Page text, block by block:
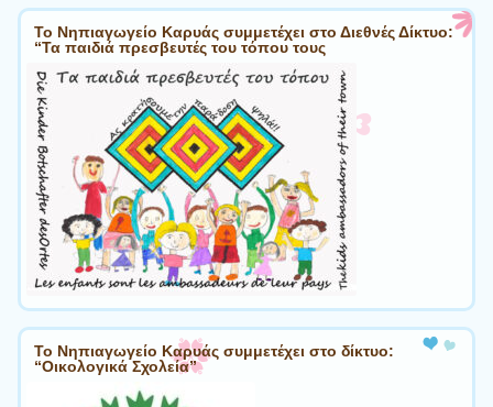
Το Νηπιαγωγείο Καρυάς συμμετέχει στο Διεθνές Δίκτυο:
“Τα παιδιά πρεσβευτές του τόπου τους
Το Νηπιαγωγείο Καρυάς συμμετέχει στο δίκτυο:
“Οικολογικά Σχολεία”